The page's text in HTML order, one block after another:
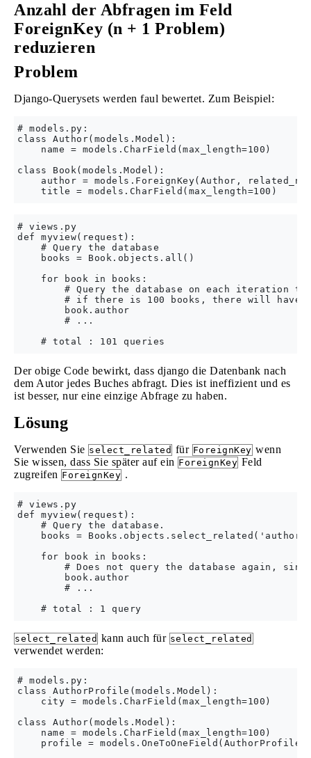
Anzahl der Abfragen im Feld
ForeignKey (n + 1 Problem)
reduzieren
Problem
Django-Querysets werden faul bewertet. Zum Beispiel:
# models.py:
class Author(models.Model):
    name = models.CharField(max_length=100)
class Book(models.Model):
author = models.ForeignKey(Author,
# views.py
def myview(request):
    # Query the database
    books = Book.objects.all()
    for book in books:
# Query the database on each iteration
# if there is 100 books, there will have
        book.author
        # ...
Der obige Code bewirkt, dass django die Datenbank nach
dem Autor jedes Buches abfragt. Dies ist ineffizient und es
ist besser, nur eine einzige Abfrage zu haben.
Lösung
Verwenden Sie select_related für ForeignKey wenn
Sie wissen, dass Sie später auf ein ForeignKey Feld
zugreifen ForeignKey .
# views.py
def myview(request):
    # Query the database.
books =
    for book in books:
# Does not query the database again,
        book.author
        # ...
select_related kann auch für select_related
verwendet werden:
# models.py:
class AuthorProfile(models.Model):
    city = models.CharField(max_length=100)
class Author(models.Model):
    name = models.CharField(max_length=100)
    profile = models.OneToOneField(AuthorProfile)